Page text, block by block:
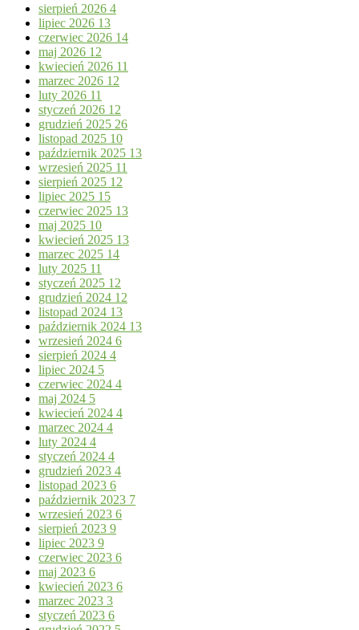
sierpień 2026 4
lipiec 2026 13
czerwiec 2026 14
maj 2026 12
kwiecień 2026 11
marzec 2026 12
luty 2026 11
styczeń 2026 12
grudzień 2025 26
listopad 2025 10
październik 2025 13
wrzesień 2025 11
sierpień 2025 12
lipiec 2025 15
czerwiec 2025 13
maj 2025 10
kwiecień 2025 13
marzec 2025 14
luty 2025 11
styczeń 2025 12
grudzień 2024 12
listopad 2024 13
październik 2024 13
wrzesień 2024 6
sierpień 2024 4
lipiec 2024 5
czerwiec 2024 4
maj 2024 5
kwiecień 2024 4
marzec 2024 4
luty 2024 4
styczeń 2024 4
grudzień 2023 4
listopad 2023 6
październik 2023 7
wrzesień 2023 6
sierpień 2023 9
lipiec 2023 9
czerwiec 2023 6
maj 2023 6
kwiecień 2023 6
marzec 2023 3
styczeń 2023 6